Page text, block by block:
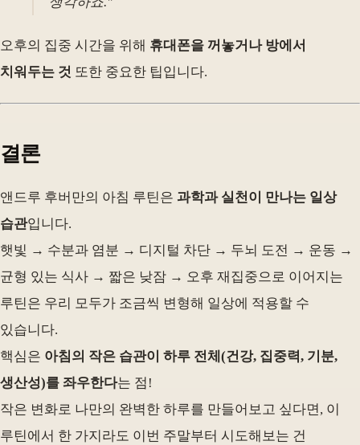
오후의 집중 시간을 위해 휴대폰을 꺼놓거나 방에서
치워두는 것 또한 중요한 팁입니다.
결론
앤드루 후버만의 아침 루틴은 과학과 실천이 만나는 일상
습관입니다.
햇빛 → 수분과 염분 → 디지털 차단 → 두뇌 도전 → 운동 →
균형 있는 식사 → 짧은 낮잠 → 오후 재집중으로 이어지는
루틴은 우리 모두가 조금씩 변형해 일상에 적용할 수
있습니다.
핵심은 아침의 작은 습관이 하루 전체(건강, 집중력, 기분,
생산성)를 좌우한다는 점!
작은 변화로 나만의 완벽한 하루를 만들어보고 싶다면, 이
루틴에서 한 가지라도 이번 주말부터 시도해보는 건